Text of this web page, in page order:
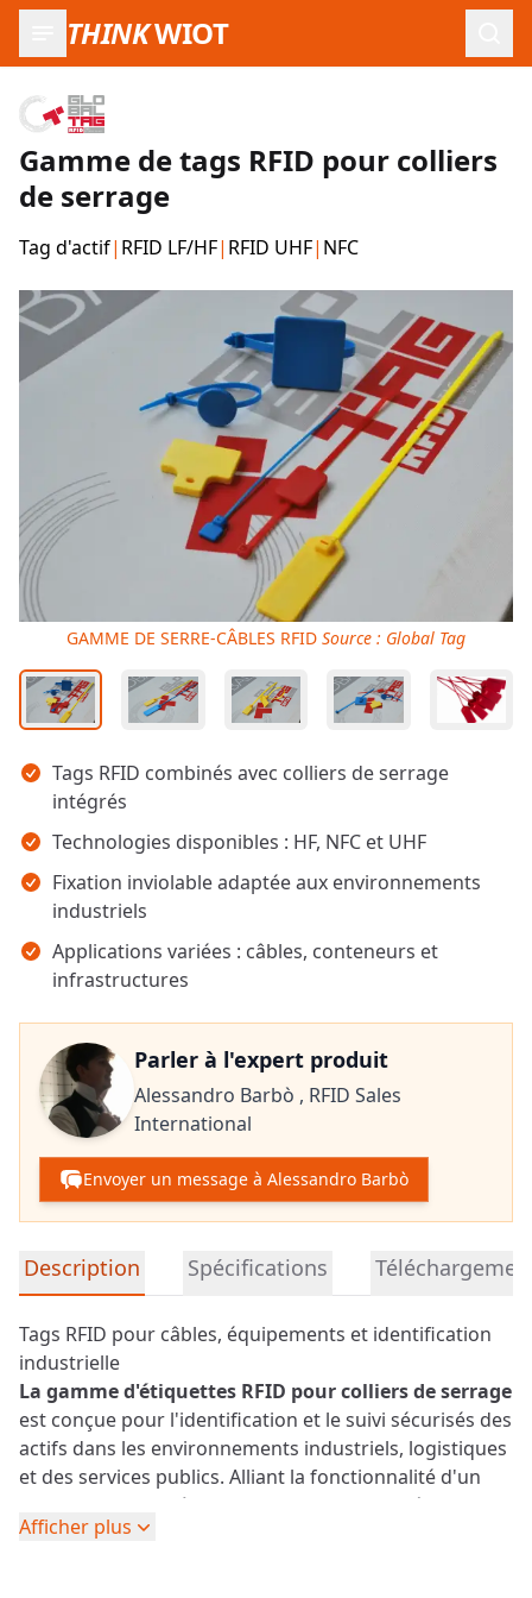
THINKWIOT
Gamme de tags RFID pour colliers
de serrage
Tag d'actif| RFID LF/HF| RFID UHF| NFC
Points clés
Tags RFID combinés avec colliers de serrage
intégrés
Technologies disponibles : HF, NFC et UHF
Fixation inviolable adaptée aux environnements
industriels
Applications variées : câbles, conteneurs et
infrastructures
Parler à l'expert produit
Alessandro Barbò , RFID Sales
International
Envoyer un message à Alessandro Barbò
Informations détaillées sur le produit
Description Spécifications
Tags RFID pour câbles, équipements et identification
industrielle
La gamme d'étiquettes RFID pour colliers de serrage
est conçue pour l'identification et le suivi sécurisés des
actifs dans les environnements industriels, logistiques
et des services publics. Alliant la fonctionnalité d'un
collier de serrage à la technologie RFID, ces étiquettes
permettent une fixation rapide et fiable sur une large
Afficher plus
Images du produit
GAMME DE SERRE-CÂBLES RFID Source : Global Tag